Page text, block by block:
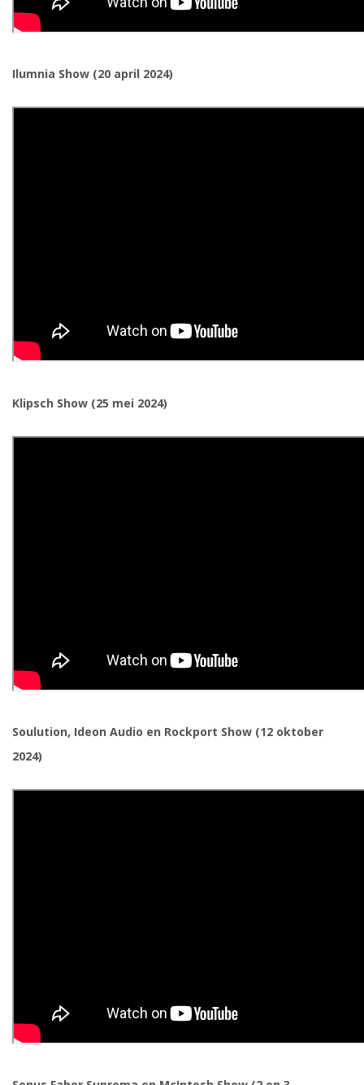
Ilumnia Show (20 april 2024)
Klipsch Show (25 mei 2024)
Soulution, Ideon Audio en Rockport Show (12 oktober
2024)